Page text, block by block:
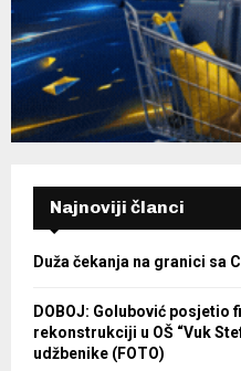
Najnoviji članci
Duža čekanja na granici sa
DOBOJ: Golubović posjetio
rekonstrukciji u OŠ “Vuk
udžbenike (FOTO)